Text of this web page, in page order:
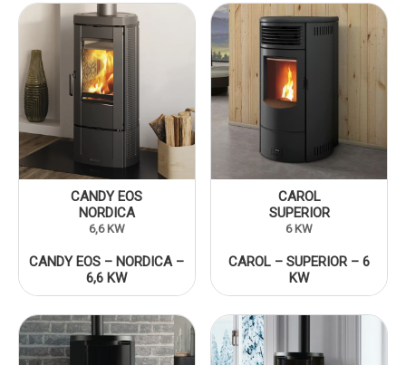
CANDY EOS
NORDICA
6,6 KW
CANDY EOS – NORDICA –
6,6 KW
CAROL
SUPERIOR
6 KW
CAROL – SUPERIOR – 6
KW